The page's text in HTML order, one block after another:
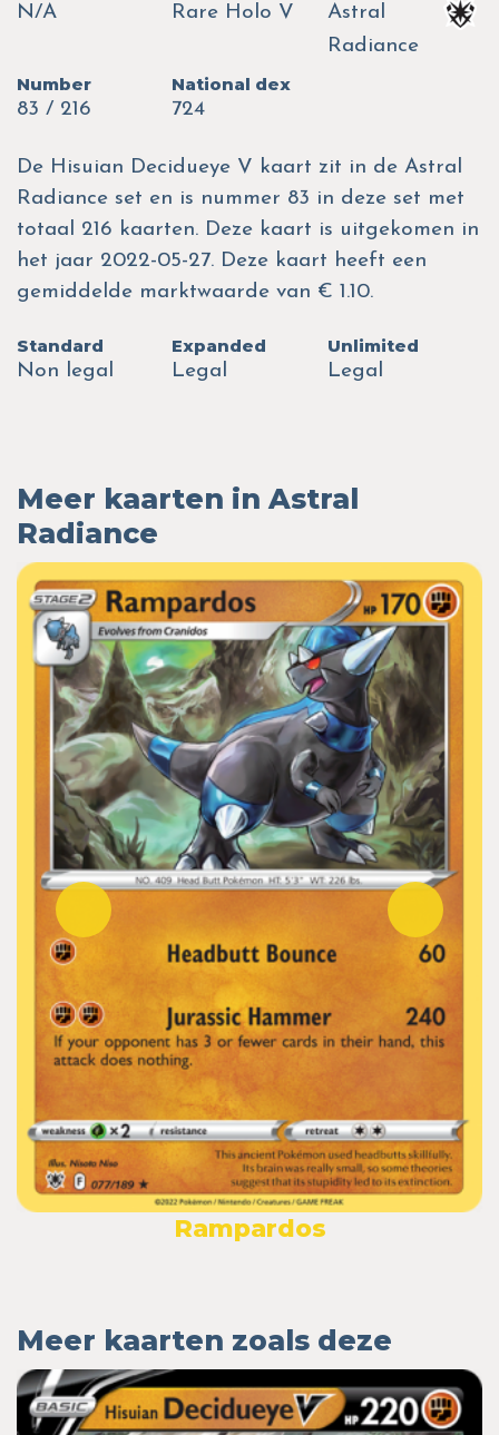
N/A
Rare Holo V
Astral
Radiance
Number
83 / 216
National dex
724
De Hisuian Decidueye V kaart zit in de Astral
Radiance set en is nummer 83 in deze set met
totaal 216 kaarten. Deze kaart is uitgekomen in
het jaar 2022-05-27. Deze kaart heeft een
gemiddelde marktwaarde van € 1.10.
Standard
Non legal
Expanded
Legal
Unlimited
Legal
Meer kaarten in Astral
Radiance
Rampardos
Meer kaarten zoals deze